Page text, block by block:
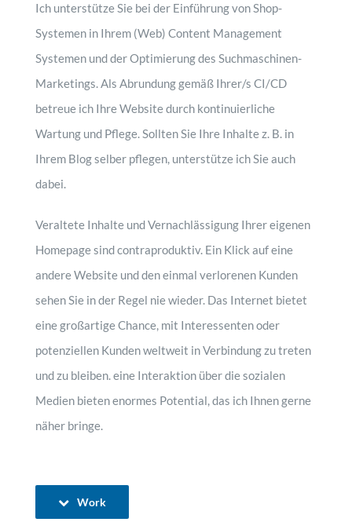
Ich unterstütze Sie bei der Einführung von Shop-
Systemen in Ihrem (Web) Content Management
Systemen und der Optimierung des Suchmaschinen-
Marketings. Als Abrundung gemäß Ihrer/s CI/CD
betreue ich Ihre Website durch kontinuierliche
Wartung und Pflege. Sollten Sie Ihre Inhalte z. B. in
Ihrem Blog selber pflegen, unterstütze ich Sie auch
dabei.
Veraltete Inhalte und Vernachlässigung Ihrer eigenen
Homepage sind contraproduktiv. Ein Klick auf eine
andere Website und den einmal verlorenen Kunden
sehen Sie in der Regel nie wieder. Das Internet bietet
eine großartige Chance, mit Interessenten oder
potenziellen Kunden weltweit in Verbindung zu treten
und zu bleiben. eine Interaktion über die sozialen
Medien bieten enormes Potential, das ich Ihnen gerne
näher bringe.
Work